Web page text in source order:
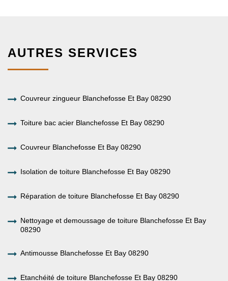
AUTRES SERVICES
Couvreur zingueur Blanchefosse Et Bay 08290
Toiture bac acier Blanchefosse Et Bay 08290
Couvreur Blanchefosse Et Bay 08290
Isolation de toiture Blanchefosse Et Bay 08290
Réparation de toiture Blanchefosse Et Bay 08290
Nettoyage et demoussage de toiture Blanchefosse Et Bay
08290
Antimousse Blanchefosse Et Bay 08290
Etanchéité de toiture Blanchefosse Et Bay 08290